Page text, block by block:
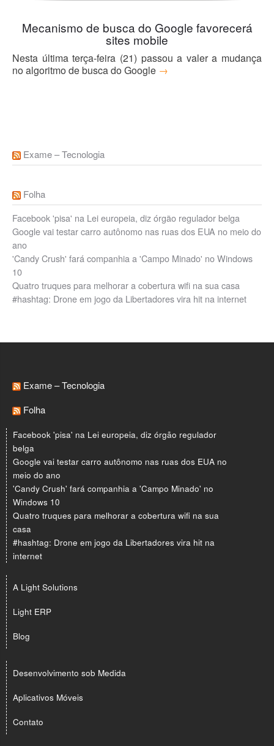
Mecanismo de busca do Google favorecerá
sites mobile
Nesta última terça-feira (21) passou a valer a mudança
no algoritmo de busca do Google →
Exame – Tecnologia
Folha
Facebook 'pisa' na Lei europeia, diz órgão regulador belga
Google vai testar carro autônomo nas ruas dos EUA no meio do
ano
'Candy Crush' fará companhia a 'Campo Minado' no Windows
10
Quatro truques para melhorar a cobertura wifi na sua casa
#hashtag: Drone em jogo da Libertadores vira hit na internet
Exame – Tecnologia
Folha
Facebook 'pisa' na Lei europeia, diz órgão regulador
belga
Google vai testar carro autônomo nas ruas dos EUA no
meio do ano
'Candy Crush' fará companhia a 'Campo Minado' no
Windows 10
Quatro truques para melhorar a cobertura wifi na sua
casa
#hashtag: Drone em jogo da Libertadores vira hit na
internet
A Light Solutions
Light ERP
Blog
Desenvolvimento sob Medida
Aplicativos Móveis
Contato